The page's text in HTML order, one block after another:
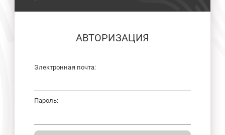
АВТОРИЗАЦИЯ
Электронная почта:
Пароль: